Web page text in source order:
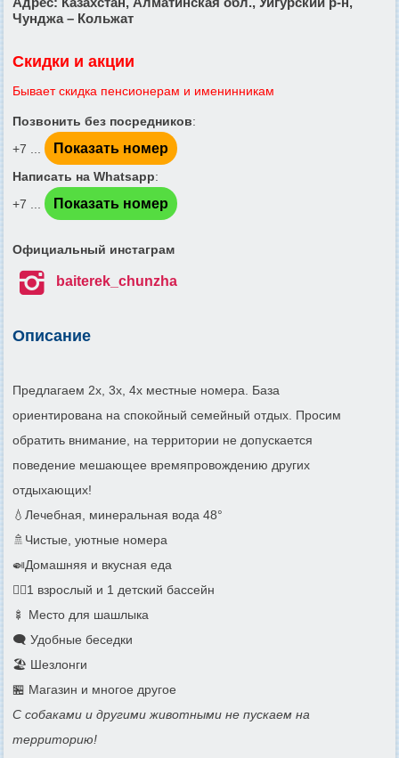
Чунджа – Кольжат
Скидки и акции
Бывает скидка пенсионерам и именинникам
Позвонить без посредников:
+7 ...
Показать номер
Написать на Whatsapp:
+7 ...
Показать номер
Официальный инстаграм
 baiterek_chunzha
Описание
Предлагаем 2х, 3х, 4х местные номера. База
ориентирована на спокойный семейный отдых. Просим
обратить внимание, на территории не допускается
поведение мешающее времяпровождению других
отдыхающих!
💧Лечебная, минеральная вода 48°
🚿Чистые, уютные номера
🍛Домашняя и вкусная еда
🏊‍♂️1 взрослый и 1 детский бассейн
🍢 Место для шашлыка
🗨️ Удобные беседки
🏖️ Шезлонги
🏪 Магазин и многое другое
С собаками и другими животными не пускаем на
территорию!